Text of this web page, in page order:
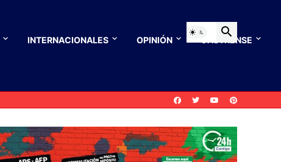
INTERNACIONALES OPINIÓN CASTRENSE